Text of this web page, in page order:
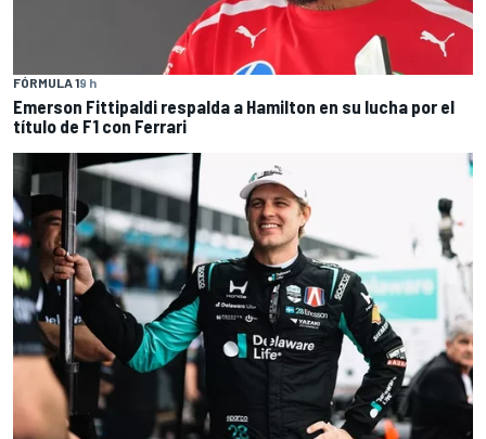
FÓRMULA 19 h
Emerson Fittipaldi respalda a Hamilton en su lucha por el
título de F1 con Ferrari